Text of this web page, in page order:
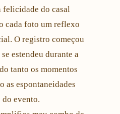
felicidade do casal
cada foto um reflexo
O registro começou
estendeu durante a
tanto os momentos
as espontaneidades
do evento.